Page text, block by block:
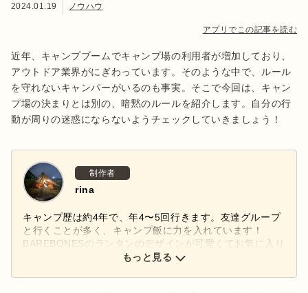
2024.01.19 ノウハウ
アプリでこの記事を読む
近年、キャンプブームでキャンプ場の利用者が増加しており、
アウトドア業界がにぎわっています。そのような中で、ルール
を守れないキャンパーがいるのも事実。そこで今回は、キャン
プ場の決まりとは別の、暗黙のルールを紹介します。自分の行
動が周りの迷惑にならないようチェックしていきましょう！
制作者
rina
キャンプ歴は約4年で、年4〜5回行きます。友達グループ
と行くことが多く、キャンプ飯に力を入れています！
BAREBONESのランタンのデザインが可愛くてお気に入り
です。将来は犬を飼ってキャンプに連れて行くのが夢で
もっと見る